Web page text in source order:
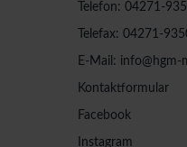
Telefon: 04271-
Telefax: 04271-
E-Mail: info@hgm-
Kontaktformular
Facebook
Instagram